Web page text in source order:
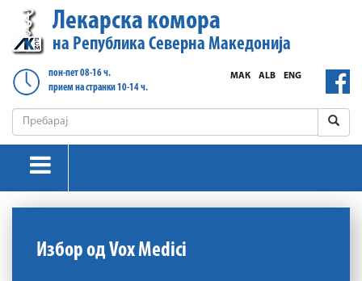
Лекарска комора
на Република Северна Македонија
пон-пет 08-16 ч.
прием на странки 10-14 ч.
ENG
ALB
МАК
Избор од Vox Medici